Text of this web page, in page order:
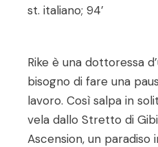
st. italiano; 94’
Rike è una dottoressa
bisogno di fare una
lavoro. Così salpa in
vela dallo Stretto di
Ascension, un